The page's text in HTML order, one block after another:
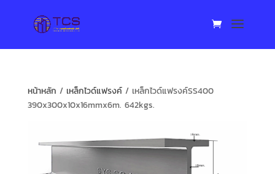
หน้าหลัก / เหล็กไวด์แฟรงค์/ เหล็กไวด์แฟรงค์SS400
390x300x10x16mmx6m. 642kgs.